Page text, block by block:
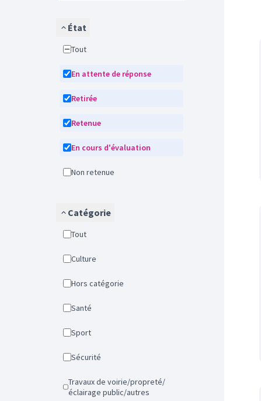
État
Tout
En attente de réponse
Retirée
Retenue
En cours d'évaluation
Non retenue
Catégorie
Tout
Culture
Hors catégorie
Santé
Sport
Sécurité
Travaux de voirie/propreté/
éclairage public/autres